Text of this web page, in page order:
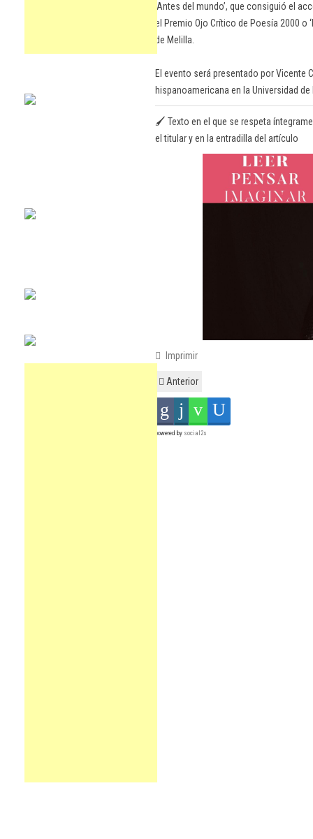
‘Antes del mundo’, que consiguió el
el Premio Ojo Crítico de Poesía 2000 o
de Melilla.
El evento será presentado por Vicente
hispanoamericana en la Universidad de
🖌️ Texto en el que se respeta
el titular y en la entradilla del artículo
Imprimir
Anterior
powered by social2s